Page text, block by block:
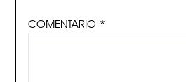
COMENTARIO *